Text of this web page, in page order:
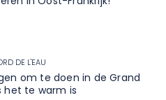
DE L'EAU
om te doen in de Grand
het te warm is